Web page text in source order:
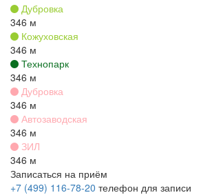
Дубровка
346 м
Кожуховская
346 м
Технопарк
346 м
Дубровка
346 м
Автозаводская
346 м
ЗИЛ
346 м
Записаться на приём
+7 (499) 116-78-20 телефон для записи